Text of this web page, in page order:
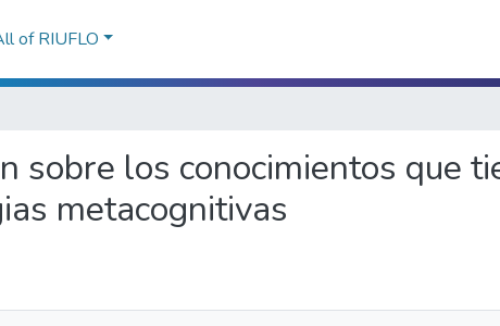
of RIUFLO
sobre los conocimientos que
metacognitivas